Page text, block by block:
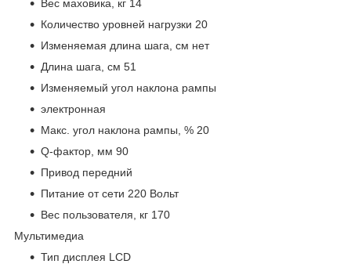
Вес маховика, кг 14
Количество уровней нагрузки 20
Изменяемая длина шага, см нет
Длина шага, см 51
Изменяемый угол наклона рампы
электронная
Макс. угол наклона рампы, % 20
Q-фактор, мм 90
Привод передний
Питание от сети 220 Вольт
Вес пользователя, кг 170
Мультимедиа
Тип дисплея LCD